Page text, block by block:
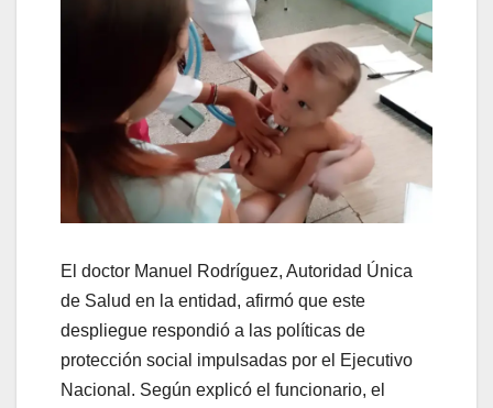
El doctor Manuel Rodríguez, Autoridad Única
de Salud en la entidad, afirmó que este
despliegue respondió a las políticas de
protección social impulsadas por el Ejecutivo
Nacional. Según explicó el funcionario, el